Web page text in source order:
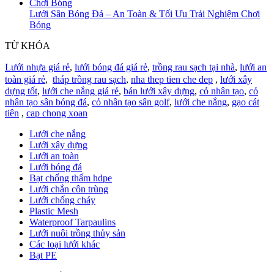
Lưới Sân Bóng Đá – An Toàn & Tối Ưu Trải Nghiệm Chơi
Bóng
TỪ KHÓA
Lưới nhựa giá rẻ, lưới bóng đá giá rẻ, trồng rau sạch tại nhà, lưới an
toàn giá rẻ, tháp trồng rau sạch, nha thep tien che dep , lưới xây
dựng tốt, lưới che nắng giá rẻ, bán lưới xây dựng, cỏ nhân tạo, cỏ
nhân tạo sân bóng đá, cỏ nhân tạo sân golf, lưới che nắng, gạo cát
tiên , cap chong xoan
Lưới che nắng
Lưới xây dựng
Lưới an toàn
Lưới bóng đá
Bạt chống thấm hdpe
Lưới chắn côn trùng
Lưới chống cháy
Plastic Mesh
Waterproof Tarpaulins
Lưới nuôi trồng thủy sản
Các loại lưới khác
Bạt PE